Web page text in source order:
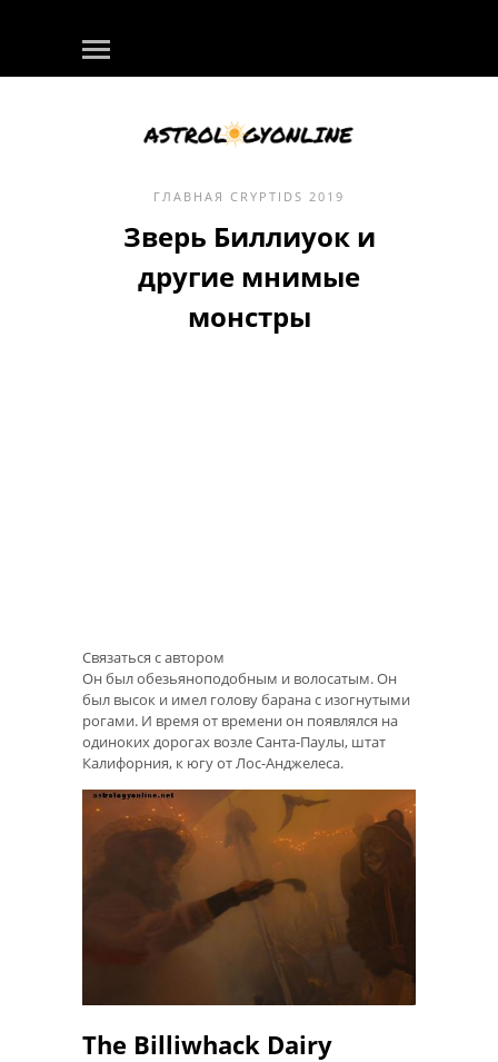
ГЛАВНАЯ CRYPTIDS 2019
Зверь Биллиуок и
другие мнимые
монстры
Связаться с автором
Он был обезьяноподобным и волосатым. Он
был высок и имел голову барана с изогнутыми
рогами. И время от времени он появлялся на
одиноких дорогах возле Санта-Паулы, штат
Калифорния, к югу от Лос-Анджелеса.
The Billiwhack Dairy